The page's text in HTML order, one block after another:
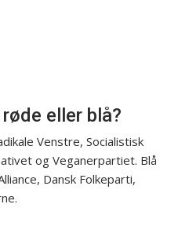
eller blå?
Venstre, Socialistisk
og Veganerpartiet. Blå
Dansk Folkeparti,